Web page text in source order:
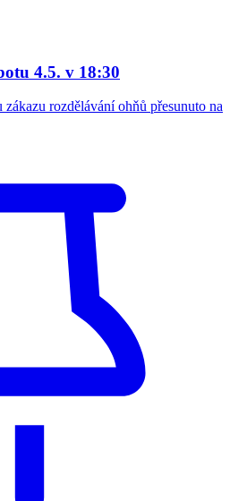
4.5. v 18:30
rozdělávání ohňů přesunuto na